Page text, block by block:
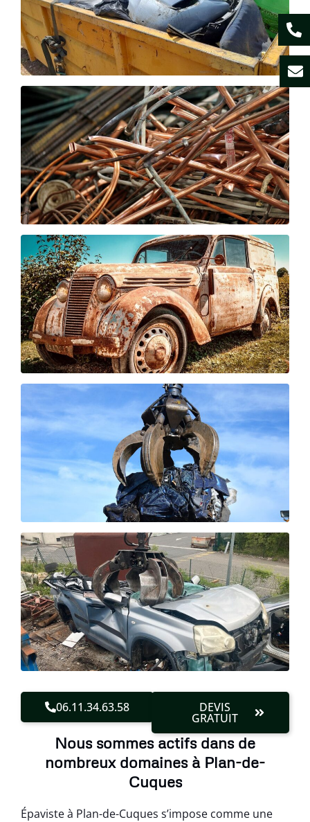
06.11.34.63.58 DEVIS
GRATUIT
Nous sommes actifs dans de
nombreux domaines à Plan-de-
Cuques
Épaviste à Plan-de-Cuques s’impose comme une